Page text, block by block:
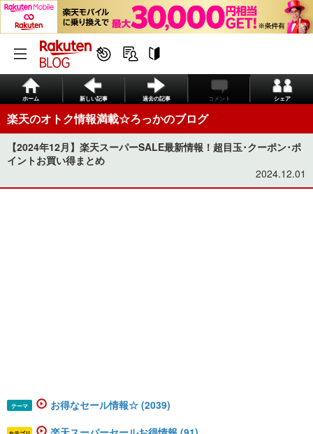
ホーム 新しい記事 過去の記事 コメント シェア
楽天のオトク情報満載☆ろっかのブログ
【2024年12月】楽天スーパーSALE最新情報！超目玉･クーポン･ポ
イントお買い得まとめ
2024.12.01
テーマ お得なセール情報☆ (2039)